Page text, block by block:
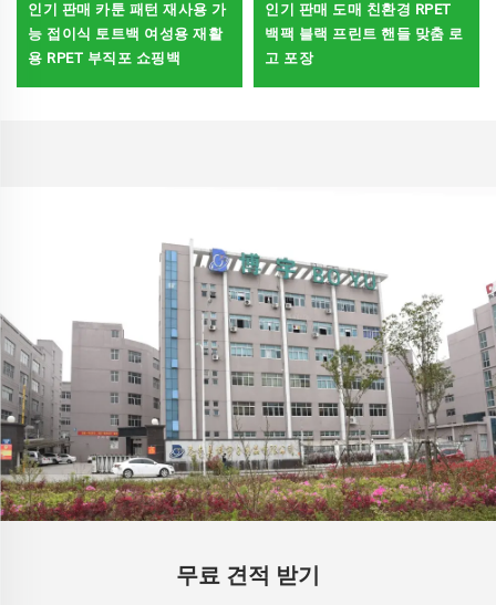
인기 판매 카툰 패턴 재사용 가
능 접이식 토트백 여성용 재활
용 RPET 부직포 쇼핑백
인기 판매 도매 친환경 RPET
백팩 블랙 프린트 핸들 맞춤 로
고 포장
무료 견적 받기